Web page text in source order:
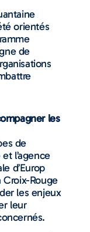
orientés
de
les
de
l’agence
d’Europ
Rouge
les enjeux
leur